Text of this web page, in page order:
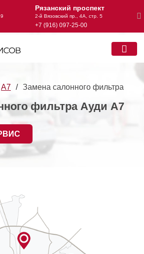
Рязанский проспект
2-й Вязовский пр., 4А, стр. 5
+7 (916) 097-25-00
A7 Замена салонного фильтра
фильтра Ауди А7